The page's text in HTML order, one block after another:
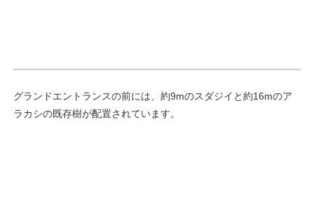
グランドエントランスの前には、約9mのスダジイと約16mのア
ラカシの既存樹が配置されています。